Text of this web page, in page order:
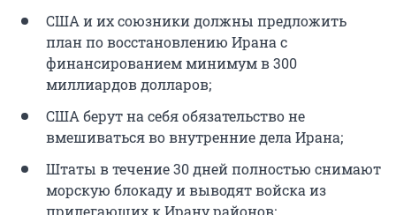
США и их союзники должны предложить
план по восстановлению Ирана с
финансированием минимум в 300
миллиардов долларов;
США берут на себя обязательство не
вмешиваться во внутренние дела Ирана;
Штаты в течение 30 дней полностью снимают
морскую блокаду и выводят войска из
прилегающих к Ирану районов;